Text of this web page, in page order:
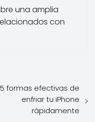
una amplia
con
5 formas efectivas de
enfriar tu iPhone
rápidamente